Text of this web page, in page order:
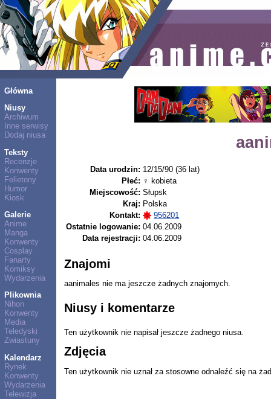
Główna
Niusy
Archiwum
Inne serwisy
Dodaj niusa
Teksty
Recenzje
Konwenty
Felietony
Humor
Kiosk
Galerie
Anime
Manga
Konwenty
Cosplay
Fanarty
Komiksy
Wydarzenia
Plikownia
Nihon
Konwenty
Media
Teledyski
Zwiastuny
Kalendarz
Rynek
Konwenty
Wydarzenia
Telewizja
Data urodzin: 12/15/90 (36 lat)
Płeć: ♀ kobieta
Miejscowość: Słupsk
Kraj: Polska
Kontakt:
956201
Ostatnie logowanie: 04.06.2009
Data rejestracji: 04.06.2009
Znajomi
aanimales nie ma jeszcze żadnych znajomych.
Niusy i komentarze
Ten użytkownik nie napisał jeszcze żadnego niusa.
Zdjęcia
Ten użytkownik nie uznał za stosowne odnaleźć się na